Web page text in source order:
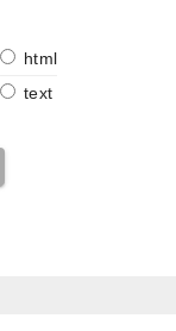
html
text